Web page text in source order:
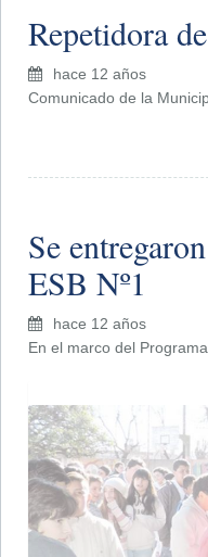
Repetidora
hace 12 años
Comunicado de la
Se
ESB Nº1
hace 12 años
En el marco del